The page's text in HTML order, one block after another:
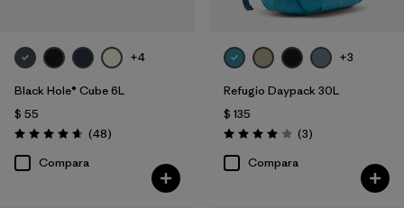
+4
Black Hole® Cube 6L
$ 55
Valoración: 4.7 / 5
(48Comentarios
)
Compara
+3
Refugio Daypack 30L
$ 135
Valoración: 4.0 / 5
(3Comentarios
)
Compara